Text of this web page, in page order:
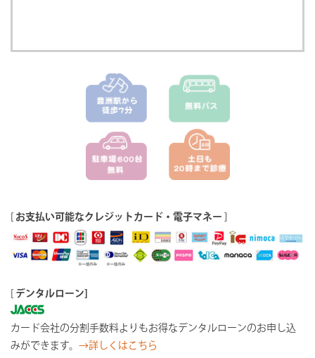
お支払い可能なクレジットカード・電子マネー
[ デンタルローン]
カード会社の分割手数料よりもお得なデンタルローンのお申し込
みができます。 →詳しくはこちら